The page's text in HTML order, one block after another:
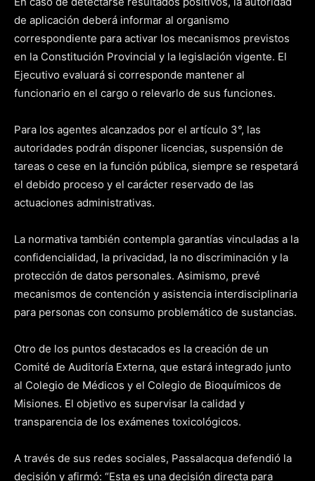
de aplicación deberá informar al organismo
correspondiente para activar los mecanismos previstos
en la Constitución Provincial y la legislación vigente. El
Ejecutivo evaluará si corresponde mantener al
funcionario en el cargo o relevarlo de sus funciones.
Para los agentes alcanzados por el artículo 3°, las
autoridades podrán disponer licencias, suspensión de
tareas o cese en la función pública, siempre se respetará
el debido proceso y el carácter reservado de las
actuaciones administrativas.
La normativa también contempla garantías vinculadas a la
confidencialidad, la privacidad, la no discriminación y la
protección de datos personales. Asimismo, prevé
mecanismos de contención y asistencia interdisciplinaria
para personas con consumo problemático de sustancias.
Otro de los puntos destacados es la creación de un
Comité de Auditoría Externa, que estará integrado junto
al Colegio de Médicos y el Colegio de Bioquímicos de
Misiones. El objetivo es supervisar la calidad y
transparencia de los exámenes toxicológicos.
A través de sus redes sociales, Passalacqua defendió la
decisión y afirmó: “Esta es una decisión directa para